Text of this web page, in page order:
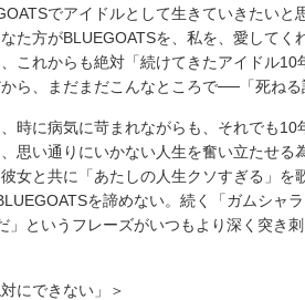
でアイドルとして生きていきたいと
た方がBLUEGOATSを、私を、愛してく
これからも絶対「続けてきたアイドル10
ら、まだまだこんなところで──「死ねる
に病気に苛まれながらも、それでも10
思い通りにいかない人生を奮い立たせる
女と共に「あたしの人生クソすぎる」を
を諦めない。続く「ガムシャ
というフレーズがいつもより深く突き
にできない」＞